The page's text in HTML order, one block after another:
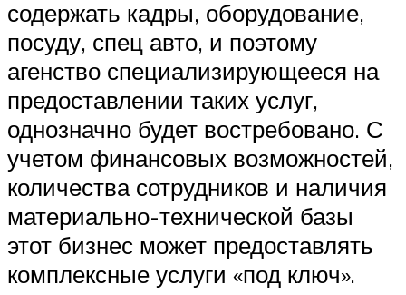
содержать кадры, оборудование,
посуду, спец авто, и поэтому
агенство специализирующееся на
предоставлении таких услуг,
однозначно будет востребовано. С
учетом финансовых возможностей,
количества сотрудников и наличия
материально-технической базы
этот бизнес может предоставлять
комплексные услуги «под ключ».